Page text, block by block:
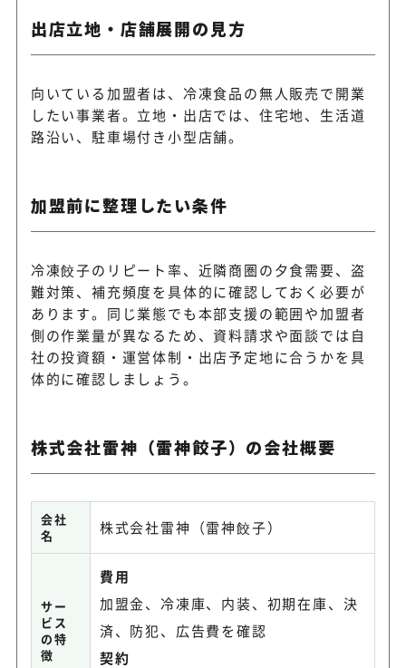
出店立地・店舗展開の見方
向いている加盟者は、冷凍食品の無人販売で開業
したい事業者。立地・出店では、住宅地、生活道
路沿い、駐車場付き小型店舗。
加盟前に整理したい条件
冷凍餃子のリピート率、近隣商圏の夕食需要、盗
難対策、補充頻度を具体的に確認しておく必要が
あります。同じ業態でも本部支援の範囲や加盟者
側の作業量が異なるため、資料請求や面談では自
社の投資額・運営体制・出店予定地に合うかを具
体的に確認しましょう。
株式会社雷神（雷神餃子）の会社概要
会社
名
株式会社雷神（雷神餃子）
サー
ビス
の特
徴
費用
加盟金、冷凍庫、内装、初期在庫、決
済、防犯、広告費を確認
契約